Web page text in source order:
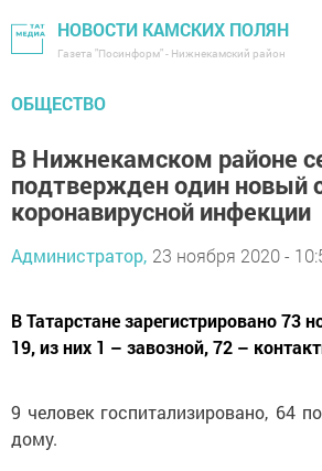
НОВОСТИ КАМСКИХ ПОЛЯН
Газета "Посинформ" - Нижнекамский район
ОБЩЕСТВО
В Нижнекамском районе
подтвержден один новый
коронавирусной инфекции
Администратор, 23 ноября 2020 -
В Татарстане зарегистрировано 73
19, из них 1 – завозной, 72 –
9 человек госпитализировано, 64
дому.